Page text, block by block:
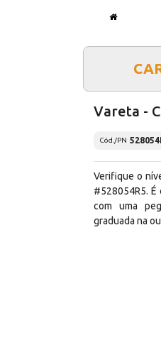
Vareta -
Cód./PN
Verifique o
#528054R5.
com uma
graduada na